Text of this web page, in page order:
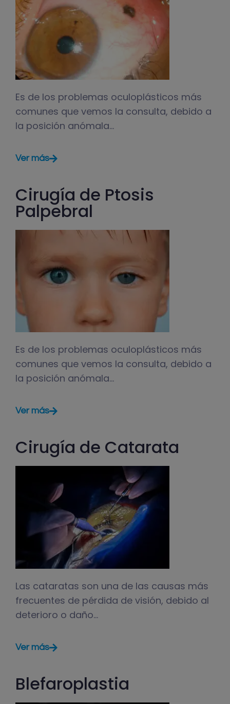
Es de los problemas oculoplásticos más
comunes que vemos la consulta, debido a
la posición anómala…
Ver más
Cirugía de Ptosis
Palpebral
Es de los problemas oculoplásticos más
comunes que vemos la consulta, debido a
la posición anómala…
Ver más
Cirugía de Catarata
Las cataratas son una de las causas más
frecuentes de pérdida de visión, debido al
deterioro o daño…
Ver más
Blefaroplastia